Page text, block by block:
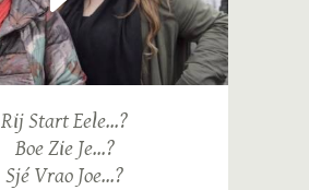
Rij Start Eele...?
Boe Zie Je...?
Sjé Vrao Joe...?